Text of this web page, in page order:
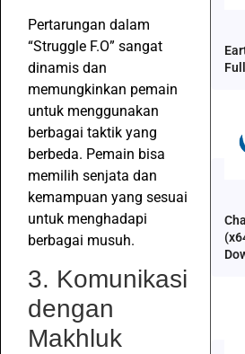
Pertarungan dalam
“Struggle F.O” sangat
dinamis dan
memungkinkan pemain
untuk menggunakan
berbagai taktik yang
berbeda. Pemain bisa
memilih senjata dan
kemampuan yang sesuai
untuk menghadapi
berbagai musuh.
3. Komunikasi
dengan
Makhluk